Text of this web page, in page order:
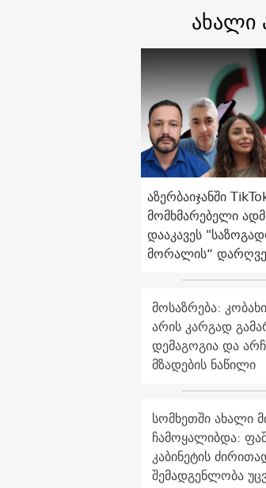
ახალი
აზერბაიჯანში
მომხმარებელი
დააკავეს
მორალის“
მოსაზრება:
არის კარგად
დემაგოგია და
მზადების ნაწილი
სომხეთში ახალი
ჩამოყალიბდა:
კაბინეტის
შემადგენლობა